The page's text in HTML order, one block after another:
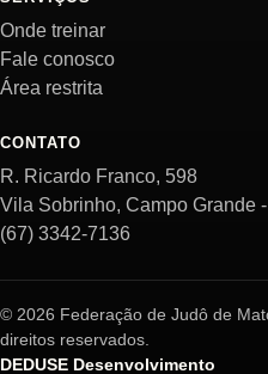
Onde treinar
Fale conosco
Área restrita
CONTATO
R. Ricardo Franco, 598
Vila Sobrinho, Campo Grande
(67) 3342-7136
© 2026 Federação de Judô de
direitos reservados.
DEDUSE Desenvolvimento